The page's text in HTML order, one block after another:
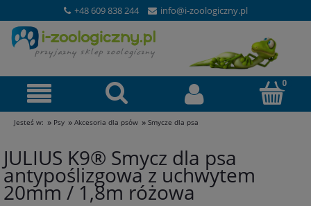
+48 609 838 244 info@i-zoologiczny.pl
Jesteś w: » Psy » Akcesoria dla psów » Smycze dla psa
JULIUS K9® Smycz dla psa
antypoślizgowa z uchwytem
20mm / 1,8m różowa